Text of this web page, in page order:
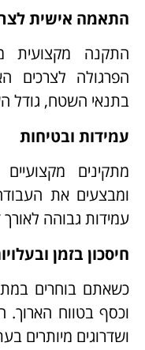
התאמה אישית
התקנה
הפרגולה לצרכים
בתנאי השטח, גודל
עמידות ובטיחות
מתקינים
ומבצעים את
עמידות גבוהה לאורך
חיסכון בזמן
כשאתם בוחרים
וכסף בטווח
ושדרוגים מיותרים